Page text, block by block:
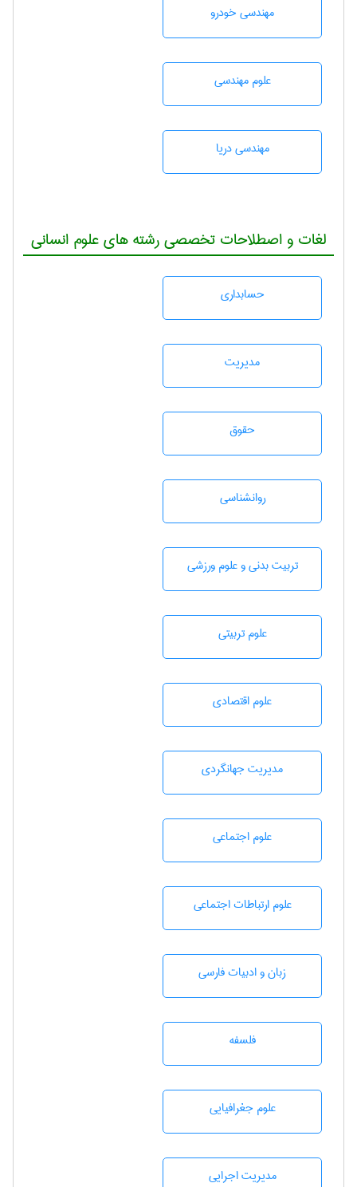
مهندسی خودرو
علوم مهندسی
مهندسی دریا
لغات و اصطلاحات تخصصی رشته های علوم انسانی
حسابداری
مديريت
حقوق
روانشناسی
تربيت بدنی و علوم ورزشی
علوم تربيتی
علوم اقتصادی
مديريت جهانگردی
علوم اجتماعی
علوم ارتباطات اجتماعی
زبان و ادبيات فارسی
فلسفه
علوم جغرافيايی
مديريت اجرايی